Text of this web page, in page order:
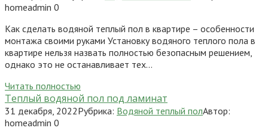
homeadmin 0
Как сделать водяной теплый пол в квартире – особенности
монтажа своими руками Установку водяного теплого пола в
квартире нельзя назвать полностью безопасным решением,
однако это не останавливает тех…
Читать полностью
Теплый водяной пол под ламинат
31 декабря, 2022Рубрика: Водяной теплый полАвтор:
homeadmin 0